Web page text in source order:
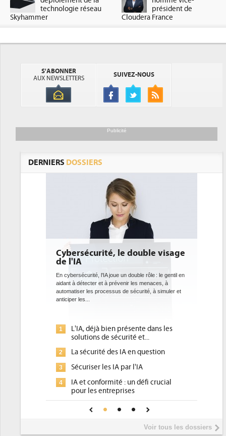
technologie réseau
Skyhammer
président de
Cloudera France
S'ABONNER
AUX NEWSLETTERS
SUIVEZ-NOUS
Publicité
DERNIERS DOSSIERS
Cybersécurité, le double visage
de l'IA
En cybersécurité, l'IA joue un double rôle : le gentil en
aidant à détecter et à prévenir les menaces, à
automatiser les processus de sécurité, à simuler et
anticiper les...
1
L'IA, déjà bien présente dans les
solutions de sécurité et...
2 La sécurité des IA en question
3 Sécuriser les IA par l'IA
4
IA et conformité : un défi crucial
pour les entreprises
Une IA de confiance pour une IA
plus sûre ?
Voir tous les dossiers